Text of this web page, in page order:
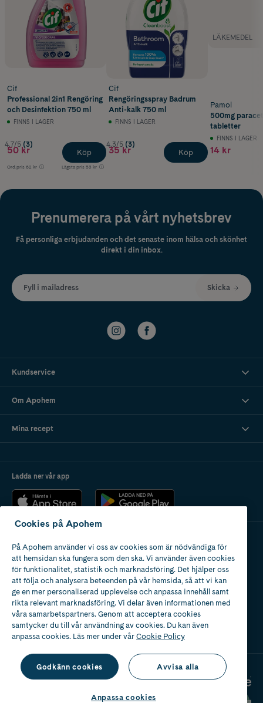
Cif
Professional 2in1 Rengöring
och Desinfektion 750 ml
FINNS I LAGER
4.7/5 (3)
50 kr
Ord.pris 62 kr Lägsta pris 53 kr
Köp
Cif
Rengöringsspray Badrum
Anti-kalk 750 ml
FINNS I LAGER
4.3/5 (3)
35 kr Köp
LÄKEMEDEL
Pamol
500mg
tabletter
FINNS I LAGER
14 kr
Prenumerera på vårt nyhetsbrev
Få personliga erbjudanden och det senaste inom hälsa och skönhet
direkt i din inbox.
Fyll i mailadress Skicka
Kundservice
Om Apohem
Mina recept
Ladda ner vår app
Apotek med tillstånd
av Läkemedelsverket
2024
Cookies på Apohem
På Apohem använder vi oss av cookies som är nödvändiga för
att hemsidan ska fungera som den ska. Vi använder även cookies
för funktionalitet, statistik och marknadsföring. Det hjälper oss
att följa och analysera beteenden på vår hemsida, så att vi kan
ge en mer personaliserad upplevelse och anpassa innehåll samt
rikta relevant marknadsföring. Vi delar även informationen med
våra samarbetspartners. Genom att acceptera cookies
samtycker du till vår användning av cookies. Du kan även
anpassa cookies. Läs mer under vårCookie Policy
Godkänn cookies Avvisa alla
Anpassa cookies